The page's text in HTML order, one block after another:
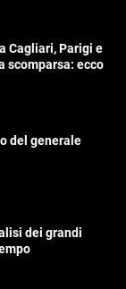
Cagliari, Parigi e
scomparsa: ecco
del generale
dei grandi